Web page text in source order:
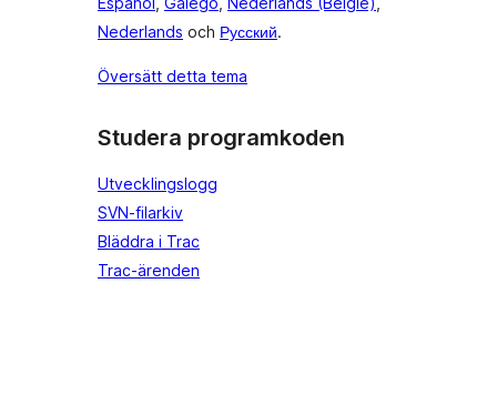
Nederlands och Русский.
Översätt detta tema
Studera programkoden
Utvecklingslogg
SVN-filarkiv
Bläddra i Trac
Trac-ärenden